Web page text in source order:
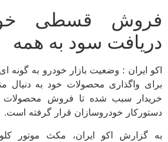
فروش قسطی
دریافت سود به همه
اکو ایران : وضعیت بازار خودرو به
برای واگذاری محصولات خود به دنیال
خریدار سبب شده تا فروش
دستور­کار خودروسازان قرار گرفته است.
به گزارش اکو ایران، مکث موتور